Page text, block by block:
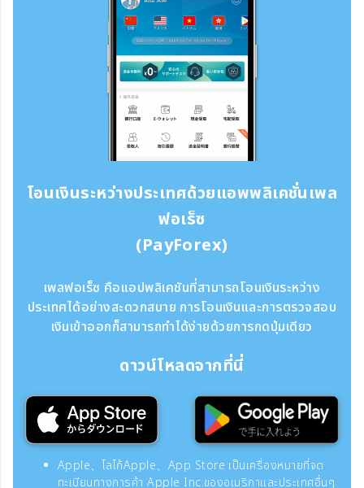
โอนเงินระหว่างประเทศด้วยแอพพลิเคชั่นเพล
ฟอเร็ซ
(PayForex)
เพลฟอเร็ซ คือแอปพลิเคชันที่สามารถโอนเงินระหว่าง
ประเทศได้อย่างสะดวกสบาย การโอนเงินและการตรวจสอบ
เงินเข้าออกก็สามารถทำได้ง่ายด้วยการกดปุ่มเดียว
ดาวน์โหลดจากที่นี่
Apple、โลโก้Apple、App Store เป็นเครื่องหมายที่จด
ทะเบียนทางการค้า Apple Inc.ของอเมริกาและประเทศอื่นๆ